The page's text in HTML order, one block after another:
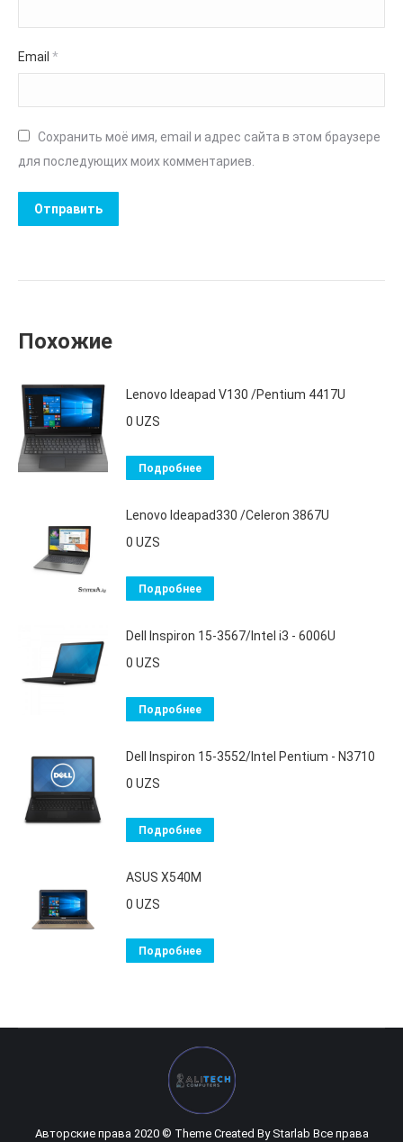
Email *
Сохранить моё имя, email и адрес сайта в этом браузере
для последующих моих комментариев.
Похожие
Lenovo Ideapad V130 /Pentium 4417U
0 UZS
Подробнее
Lenovo Ideapad330 /Celeron 3867U
0 UZS
Подробнее
Dell Inspiron 15-3567/Intel i3 - 6006U
0 UZS
Подробнее
Dell Inspiron 15-3552/Intel Pentium - N3710
0 UZS
Подробнее
ASUS X540M
0 UZS
Подробнее
Авторские права 2020 © Theme Created ByStarlab Все права